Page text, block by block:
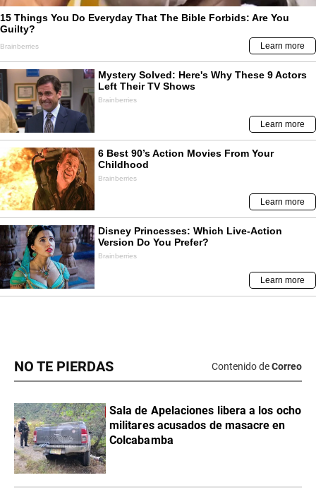
NO TE PIERDAS Contenido deCorreo
Sala de Apelaciones libera a los ocho
militares acusados de masacre en
Colcabamba